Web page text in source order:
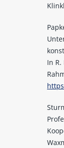
In